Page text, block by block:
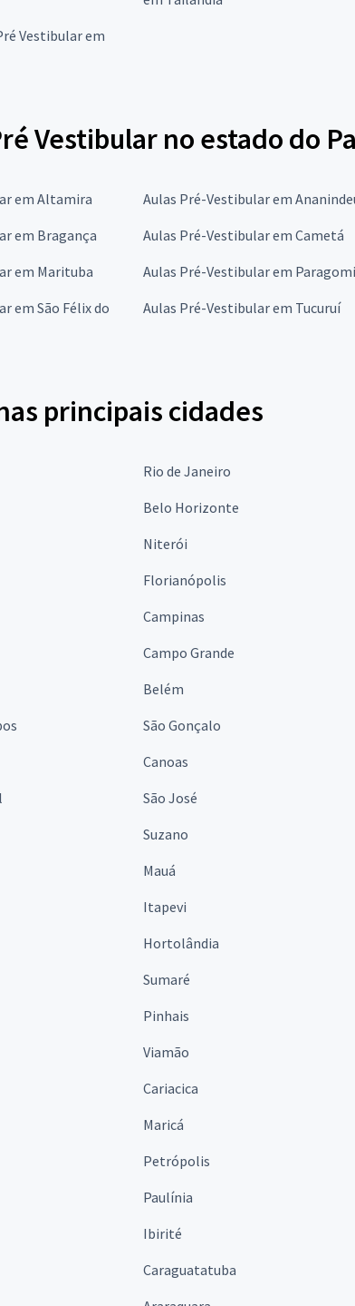
Vestibular em
Vestibular no estado do
em Altamira Aulas Pré-Vestibular em
em Bragança Aulas Pré-Vestibular em Cametá
em Marituba Aulas Pré-Vestibular em
em São Félix do
Aulas Pré-Vestibular em Tucuruí
principais cidades
Rio de Janeiro
Belo Horizonte
Niterói
Florianópolis
Campinas
Campo Grande
Belém
São Gonçalo
Canoas
São José
Suzano
Mauá
Itapevi
Hortolândia
Sumaré
Pinhais
Viamão
Cariacica
Maricá
Petrópolis
Paulínia
Ibirité
Caraguatatuba